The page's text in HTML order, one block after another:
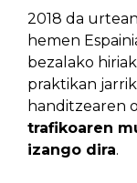
2018 da
hemen
bezalako
praktikan
handitzearen
trafikoaren
izango dira.